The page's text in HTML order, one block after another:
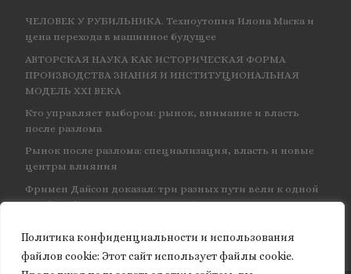
Политика конфиденциальности и использования
файлов сookie: Этот сайт использует файлы cookie.
ЧЕЛОВЕК У РУБИЛЬНИКА. Техноутопия Илона Маска и
цена перехода в машинное будущее
АВТОРСКАЯ НАУКА КАК ИСТОРИЧЕСКАЯ ФОРМА
ПРОИЗВОДСТВА ЗНАНИЯ И ИНСТИТУЦИОНАЛЬНАЯ
МОДЕЛЬ XXI ВЕКА
Кто управляет выбором: рынок, внимание и власть
после разлома
Рынок после разлома: специализация, власть и новые
центры влияния
Фримен Дайсон доказал: три разных пути вели к одной
и той же физике — и навсегда объединил КЭД